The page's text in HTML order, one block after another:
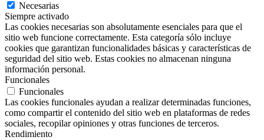
Necesarias
Siempre activado
Las cookies necesarias son absolutamente esenciales para que el
sitio web funcione correctamente. Esta categoría sólo incluye
cookies que garantizan funcionalidades básicas y características de
seguridad del sitio web. Estas cookies no almacenan ninguna
información personal.
Funcionales
Funcionales
Las cookies funcionales ayudan a realizar determinadas funciones,
como compartir el contenido del sitio web en plataformas de redes
sociales, recopilar opiniones y otras funciones de terceros.
Rendimiento